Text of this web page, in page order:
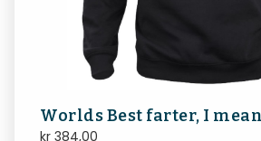
kr 384,00